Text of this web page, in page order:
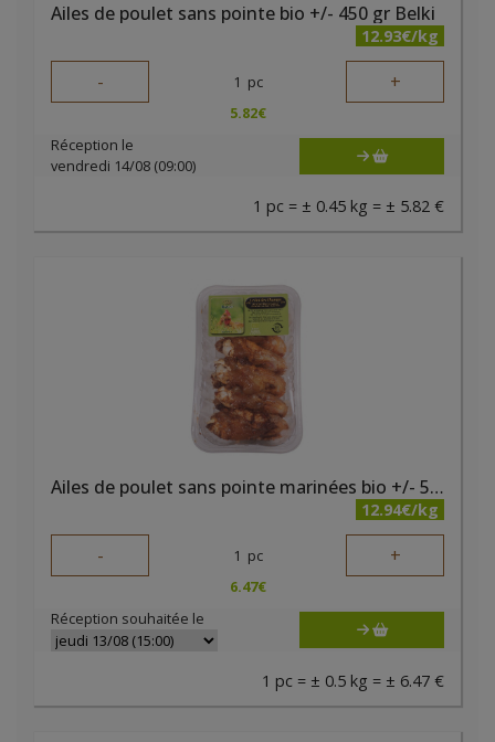
Ailes de poulet sans pointe bio +/- 450 gr Belki
12.93€/kg
- 1 pc +
5.82€
Réception le
vendredi 14/08 (09:00)
1 pc = ± 0.45 kg = ± 5.82 €
Ailes de poulet sans pointe marinées bio +/- 500 gr Belki
12.94€/kg
- 1 pc +
6.47€
Réception souhaitée le
1 pc = ± 0.5 kg = ± 6.47 €